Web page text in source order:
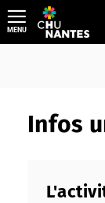
Aller
au
contenu
MENU
Infos